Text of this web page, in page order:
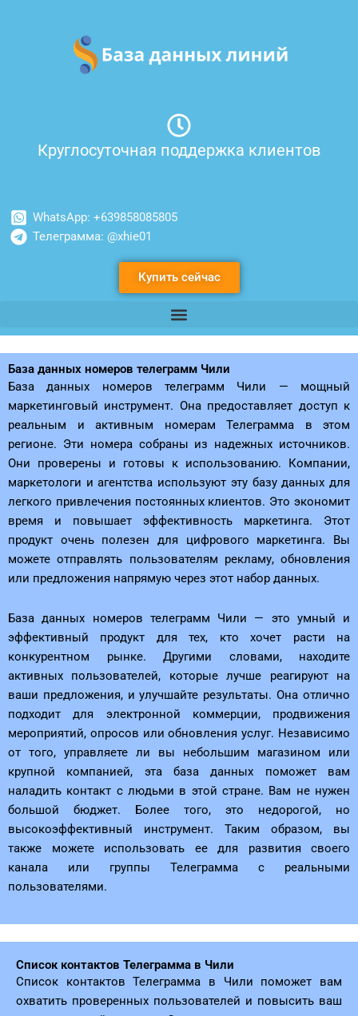
содержимому
Круглосуточная поддержка клиентов
WhatsApp: +639858085805
Телеграмма: @xhie01
Купить сейчас
База данных номеров телеграмм Чили
База данных номеров телеграмм Чили — мощный
маркетинговый инструмент. Она предоставляет доступ к
реальным и активным номерам Телеграмма в этом
регионе. Эти номера собраны из надежных источников.
Они проверены и готовы к использованию. Компании,
маркетологи и агентства используют эту базу данных для
легкого привлечения постоянных клиентов. Это экономит
время и повышает эффективность маркетинга. Этот
продукт очень полезен для цифрового маркетинга. Вы
можете отправлять пользователям рекламу, обновления
или предложения напрямую через этот набор данных.
База данных номеров телеграмм Чили — это умный и
эффективный продукт для тех, кто хочет расти на
конкурентном рынке. Другими словами, находите
активных пользователей, которые лучше реагируют на
ваши предложения, и улучшайте результаты. Она отлично
подходит для электронной коммерции, продвижения
мероприятий, опросов или обновления услуг. Независимо
от того, управляете ли вы небольшим магазином или
крупной компанией, эта база данных поможет вам
наладить контакт с людьми в этой стране. Вам не нужен
большой бюджет. Более того, это недорогой, но
высокоэффективный инструмент. Таким образом, вы
также можете использовать ее для развития своего
канала или группы Телеграмма с реальными
пользователями.
Список контактов Телеграмма в Чили
Список контактов Телеграмма в Чили поможет вам
охватить проверенных пользователей и повысить ваш